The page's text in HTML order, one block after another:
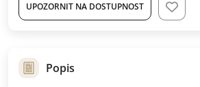
UPOZORNIT NA DOSTUPNOST
Popis